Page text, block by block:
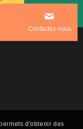
Contactez-nous
d'obtenir des